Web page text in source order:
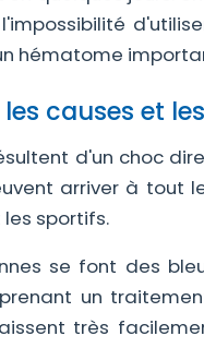
hématome
causes et
d'un choc
arriver à
sportifs.
se font des
un
très